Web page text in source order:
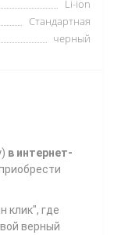
Li-ion
Стандартная
черный
в интернет-
клик", где
верный